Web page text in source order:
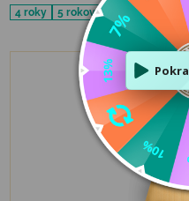
4 roky
5 rokov